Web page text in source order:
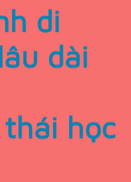
di
dài
học